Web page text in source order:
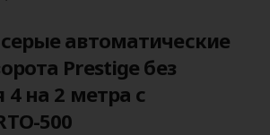
автоматические
Prestige без
4 на 2 метра с
500